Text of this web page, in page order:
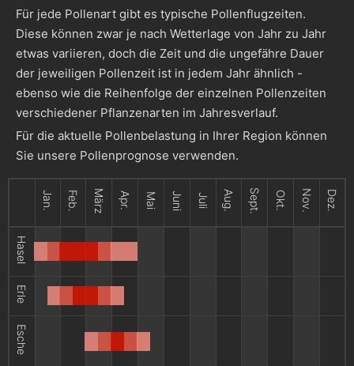
Für jede Pollenart gibt es typische Pollenflugzeiten.
Diese können zwar je nach Wetterlage von Jahr zu Jahr
etwas variieren, doch die Zeit und die ungefähre Dauer
der jeweiligen Pollenzeit ist in jedem Jahr ähnlich -
ebenso wie die Reihenfolge der einzelnen Pollenzeiten
verschiedener Pflanzenarten im Jahresverlauf.
Für die aktuelle Pollenbelastung in Ihrer Region können
Sie unsere Pollenprognose verwenden.
Jan. Feb. März Apr. Mai Juni Juli Aug. Sept. Okt. Nov. Dez.
Hasel
Erle
Esche